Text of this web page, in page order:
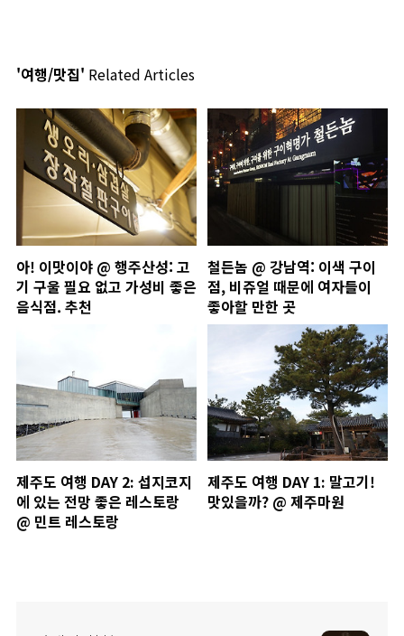
'여행/맛집' Related Articles
아! 이맛이야 @ 행주산성: 고
기 구울 필요 없고 가성비 좋은
음식점. 추천
철든놈 @ 강남역: 이색 구이
점, 비쥬얼 때문에 여자들이
좋아할 만한 곳
제주도 여행 DAY 2: 섭지코지
에 있는 전망 좋은 레스토랑
@ 민트 레스토랑
제주도 여행 DAY 1: 말고기!
맛있을까? @ 제주마원